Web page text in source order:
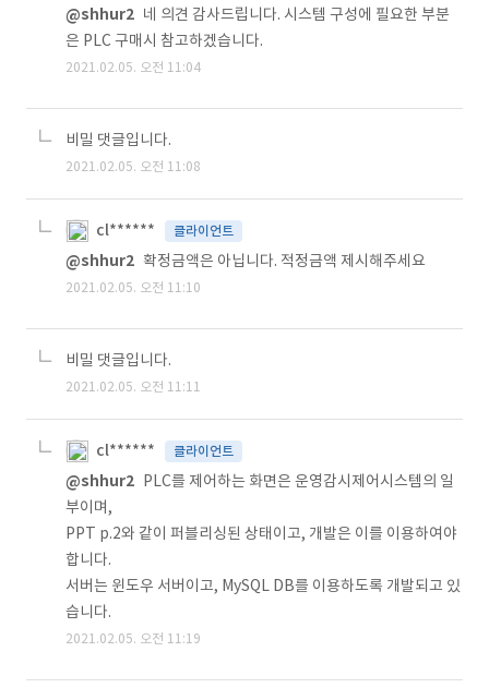
@shhur2 네 의견 감사드립니다. 시스템 구성에 필요한 부분
은 PLC 구매시 참고하겠습니다.
2021.02.05. 오전 11:04
비밀 댓글입니다.
2021.02.05. 오전 11:08
cl****** 클라이언트
@shhur2 확정금액은 아닙니다. 적정금액 제시해주세요
2021.02.05. 오전 11:10
비밀 댓글입니다.
2021.02.05. 오전 11:11
cl****** 클라이언트
@shhur2 PLC를 제어하는 화면은 운영감시제어시스템의 일
부이며,
PPT p.2와 같이 퍼블리싱된 상태이고, 개발은 이를 이용하여야
합니다.
서버는 윈도우 서버이고, MySQL DB를 이용하도록 개발되고 있
습니다.
2021.02.05. 오전 11:19